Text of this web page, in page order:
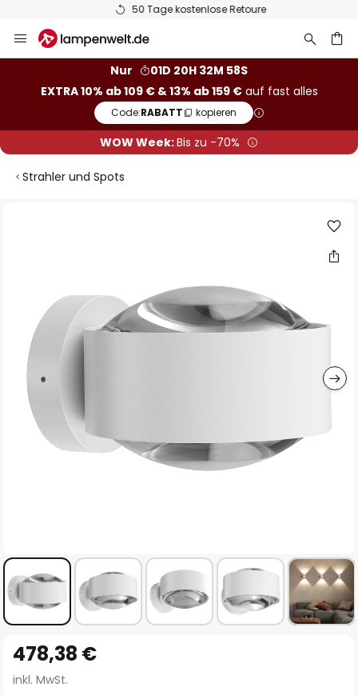
50 Tage kostenlose Retoure
Inhalt
Nur
01D 20H 32M 58S
EXTRA 10% ab 109 € & 13% ab 159 €auf fast alles
Code:RABATT kopieren
WOW Week:Bis zu -70%
Strahler und Spots
Anfang
der
478,38 €
inkl. MwSt.